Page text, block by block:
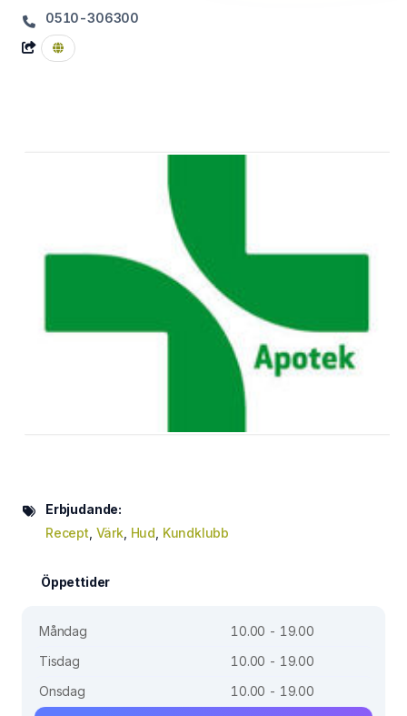
0510-306300
Erbjudande:
Recept Värk, Hud Kundklubb
Öppettider
Måndag
10.00 - 19.00
Tisdag
10.00 - 19.00
Onsdag
10.00 - 19.00